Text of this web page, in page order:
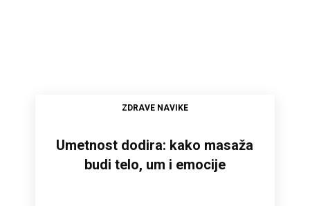
ZDRAVE NAVIKE
Umetnost dodira: kako masaža
budi telo, um i emocije